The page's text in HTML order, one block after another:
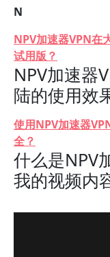
N
NPV加速器VPN在
试用版？
NPV加速器
陆的使用效
使用NPV加速器
全？
什么是NPV
我的视频内